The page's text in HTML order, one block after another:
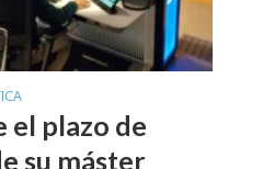
el plazo de
su máster